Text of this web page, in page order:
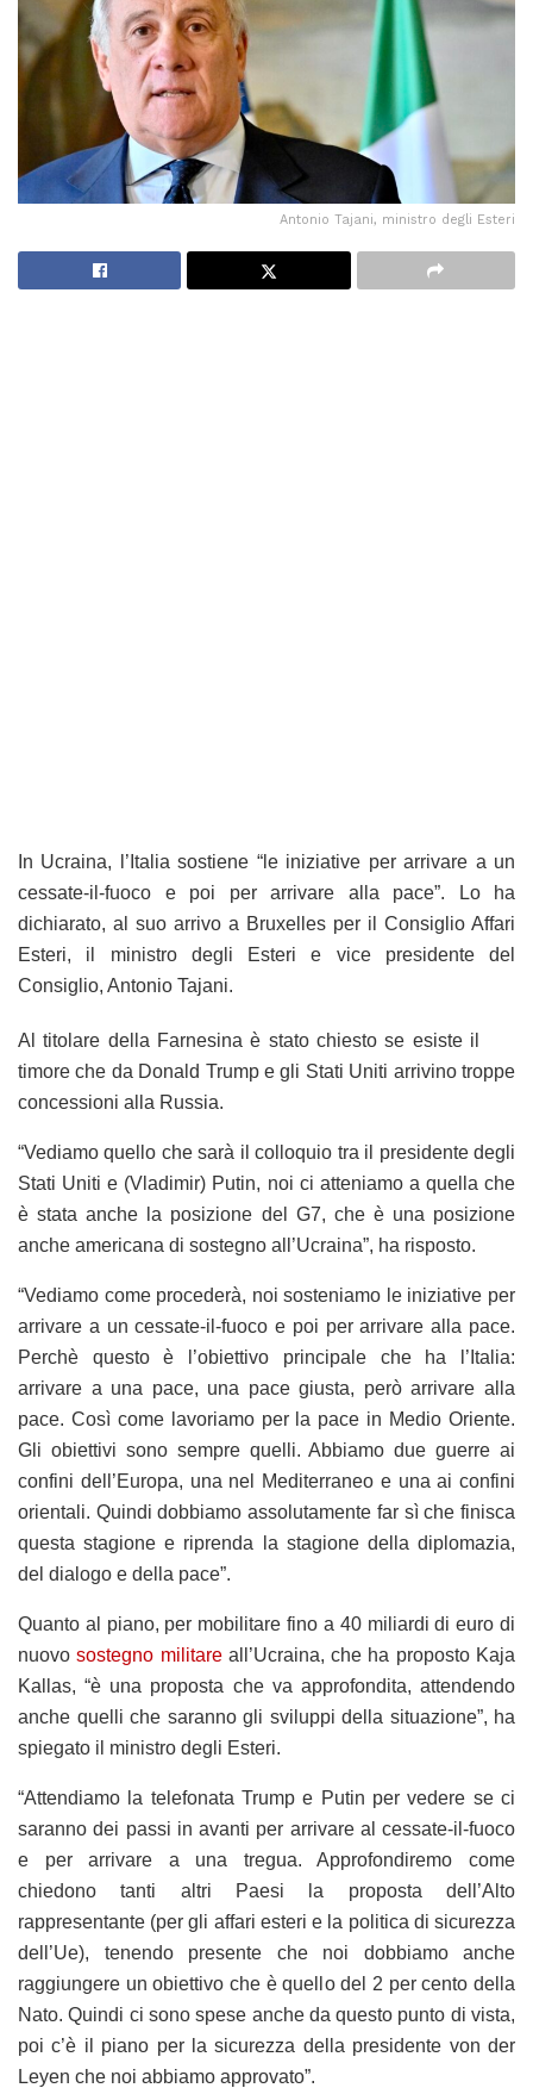
Antonio Tajani, ministro degli Esteri
In Ucraina, l’Italia sostiene “le iniziative per arrivare a un
cessate-il-fuoco e poi per arrivare alla pace”. Lo ha
dichiarato, al suo arrivo a Bruxelles per il Consiglio Affari
Esteri, il ministro degli Esteri e vice presidente del
Consiglio, Antonio Tajani.
Al titolare della Farnesina è stato chiesto se esiste il
timore che da Donald Trump e gli Stati Uniti arrivino troppe
concessioni alla Russia.
“Vediamo quello che sarà il colloquio tra il presidente degli
Stati Uniti e (Vladimir) Putin, noi ci atteniamo a quella che
è stata anche la posizione del G7, che è una posizione
anche americana di sostegno all’Ucraina”, ha risposto.
“Vediamo come procederà, noi sosteniamo le iniziative per
arrivare a un cessate-il-fuoco e poi per arrivare alla pace.
Perchè questo è l’obiettivo principale che ha l’Italia:
arrivare a una pace, una pace giusta, però arrivare alla
pace. Così come lavoriamo per la pace in Medio Oriente.
Gli obiettivi sono sempre quelli. Abbiamo due guerre ai
confini dell’Europa, una nel Mediterraneo e una ai confini
orientali. Quindi dobbiamo assolutamente far sì che finisca
questa stagione e riprenda la stagione della diplomazia,
del dialogo e della pace”.
Quanto al piano, per mobilitare fino a 40 miliardi di euro di
nuovosostegno militareall’Ucraina, che ha proposto Kaja
Kallas, “è una proposta che va approfondita, attendendo
anche quelli che saranno gli sviluppi della situazione”, ha
spiegato il ministro degli Esteri.
“Attendiamo la telefonata Trump e Putin per vedere se ci
saranno dei passi in avanti per arrivare al cessate-il-fuoco
e per arrivare a una tregua. Approfondiremo come
chiedono tanti altri Paesi la proposta dell’Alto
rappresentante (per gli affari esteri e la politica di sicurezza
dell’Ue), tenendo presente che noi dobbiamo anche
raggiungere un obiettivo che è quello del 2 per cento della
Nato. Quindi ci sono spese anche da questo punto di vista,
poi c’è il piano per la sicurezza della presidente von der
Leyen che noi abbiamo approvato”.